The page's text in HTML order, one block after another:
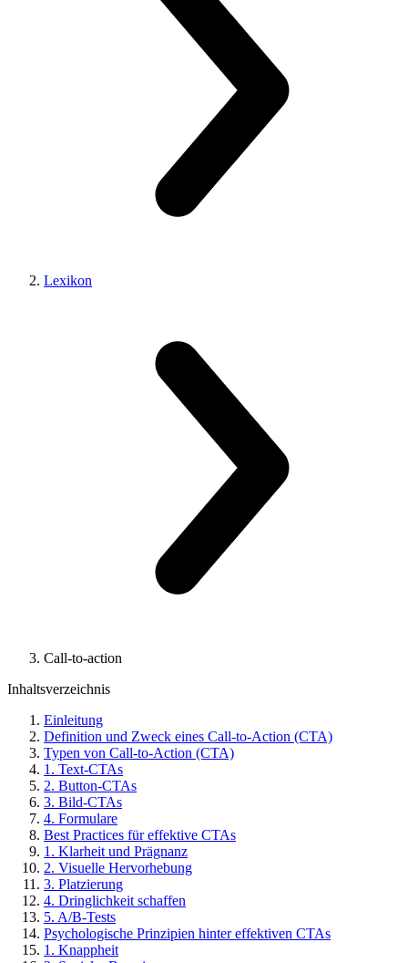
Lexikon
Call-to-action
Inhaltsverzeichnis
Einleitung
Definition und Zweck eines Call-to-Action (CTA)
Typen von Call-to-Action (CTA)
1. Text-CTAs
2. Button-CTAs
3. Bild-CTAs
4. Formulare
Best Practices für effektive CTAs
1. Klarheit und Prägnanz
2. Visuelle Hervorhebung
3. Platzierung
4. Dringlichkeit schaffen
5. A/B-Tests
Psychologische Prinzipien hinter effektiven CTAs
1. Knappheit